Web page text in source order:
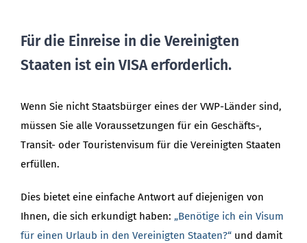
Für die Einreise in die Vereinigten
Staaten ist ein VISA erforderlich.
Wenn Sie nicht Staatsbürger eines der VWP-Länder sind,
müssen Sie alle Voraussetzungen für ein Geschäfts-,
Transit- oder Touristenvisum für die Vereinigten Staaten
erfüllen.
Dies bietet eine einfache Antwort auf diejenigen von
Ihnen, die sich erkundigt haben: „Benötige ich ein Visum
für einen Urlaub in den Vereinigten Staaten?“und damit